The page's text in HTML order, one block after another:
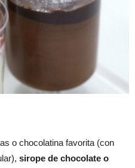
o chocolatina favorita (con
sirope de chocolate o